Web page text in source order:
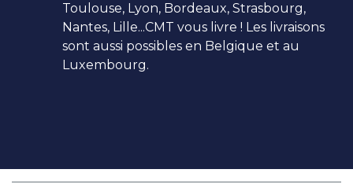
Toulouse, Lyon, Bordeaux, Strasbourg,
Nantes, Lille...CMT vous livre ! Les livraisons
sont aussi possibles en Belgique et au
Luxembourg.